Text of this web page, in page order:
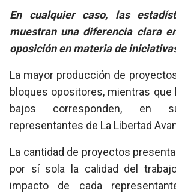
En cualquier caso, las
muestran una diferencia clara
oposición en materia de
La mayor producción de
bloques opositores, mientras
bajos corresponden, en
representantes de La Libertad
La cantidad de proyectos
por sí sola la calidad del
impacto de cada